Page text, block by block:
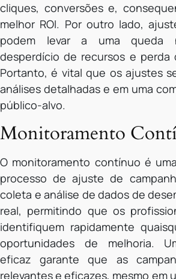
cliques, conversões e,
melhor ROI. Por outro lado,
podem levar a uma queda
desperdício de recursos e perda
Portanto, é vital que os ajustes
análises detalhadas e em uma
público-alvo.
Monitoramento
O monitoramento contínuo é
processo de ajuste de
coleta e análise de dados de
real, permitindo que os
identifiquem rapidamente
oportunidades de melhoria.
eficaz garante que as
relevantes e eficazes, mesmo em